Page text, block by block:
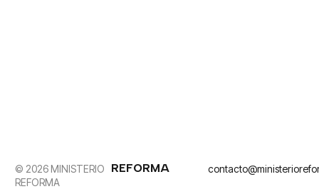
© 2026 MINISTERIO
REFORMA
REFORMA